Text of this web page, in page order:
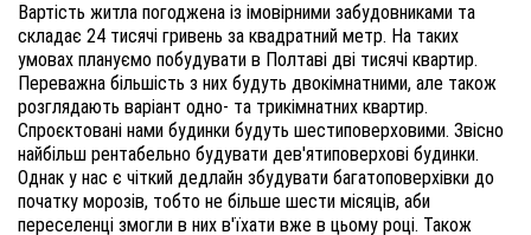
Вартість житла погоджена із імовірними забудовниками та
складає 24 тисячі гривень за квадратний метр. На таких
умовах плануємо побудувати в Полтаві дві тисячі квартир.
Переважна більшість з них будуть двокімнатними, але також
розглядають варіант одно- та трикімнатних квартир.
Спроєктовані нами будинки будуть шестиповерховими. Звісно
найбільш рентабельно будувати дев'ятиповерхові будинки.
Однак у нас є чіткий дедлайн збудувати багатоповерхівки до
початку морозів, тобто не більше шести місяців, аби
переселенці змогли в них в'їхати вже в цьому році. Також